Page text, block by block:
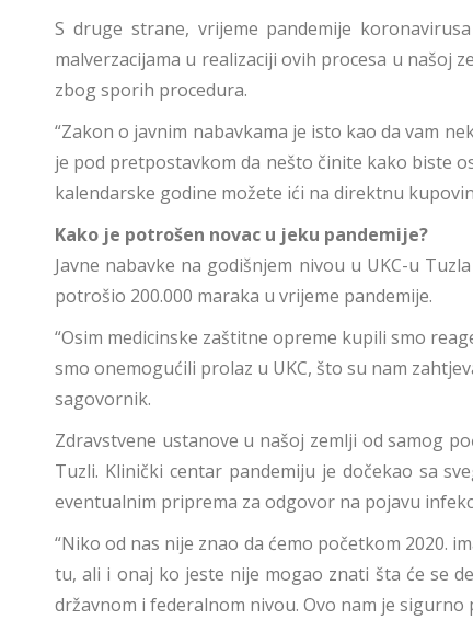
S druge strane, vrijeme pandemije
malverzacijama u realizaciji ovih procesa u našoj
zbog sporih procedura.
“Zakon o javnim nabavkama je isto kao da vam
je pod pretpostavkom da nešto činite kako biste
kalendarske godine možete ići na direktnu
Kako je potrošen novac u jeku pandemije?
Javne nabavke na godišnjem nivou u UKC-u
potrošio 200.000 maraka u vrijeme pandemije.
“Osim medicinske zaštitne opreme kupili smo
smo onemogućili prolaz u UKC, što su nam
sagovornik.
Zdravstvene ustanove u našoj zemlji od samog
Tuzli. Klinički centar pandemiju je dočekao sa
eventualnim priprema za odgovor na pojavu
“Niko od nas nije znao da ćemo početkom 2020.
tu, ali i onaj ko jeste nije mogao znati šta će se
državnom i federalnom nivou. Ovo nam je